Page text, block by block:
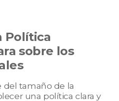
Política
sobre los
tamaño de la
una política clara y